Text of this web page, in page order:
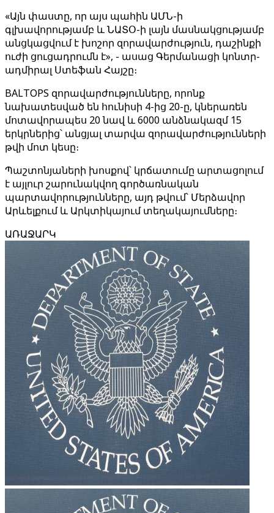
«Այն փաստը, որ այս պահին ԱՄՆ-ի
գլխավորությամբ և ՆԱՏՕ-ի լայն մասնակցությամբ
անցկացվում է խոշոր զորավարժություն, դաշինքի
ուժի ցուցադրումն է», - ասաց Գերմանացի կոնտր-
ադմիրալ Ստեֆան Հայշը։
BALTOPS զորավարժությունները, որոնք
նախատեսված են հունիսի 4-ից 20-ը, կներառեն
մոտավորապես 20 նավ և 6000 անձնակազմ 15
երկրներից՝ անցյալ տարվա զորավարժությունների
թվի մոտ կեսը։
Պաշտոնյաների խոսքով՝ կրճատումը արտացոլում
է այլուր շարունակվող գործառնական
պարտավորությունները, այդ թվում՝ Մերձավոր
Արևելքում և Արկտիկայում տեղակայումները։
ԱՌԱՋԱՐԿ